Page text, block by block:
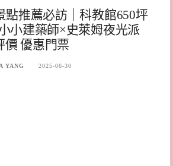
點推薦必訪｜科教館650坪
小建築師×史萊姆夜光派
價 優惠門票
YANG 2025-06-30